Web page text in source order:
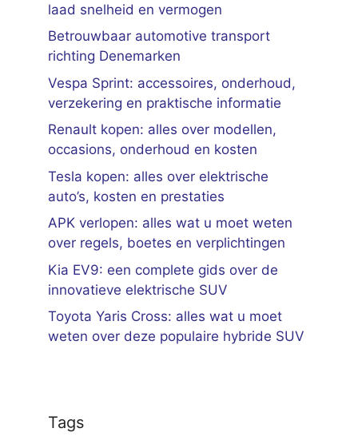
laad snelheid en vermogen
Betrouwbaar automotive transport
richting Denemarken
Vespa Sprint: accessoires, onderhoud,
verzekering en praktische informatie
Renault kopen: alles over modellen,
occasions, onderhoud en kosten
Tesla kopen: alles over elektrische
auto’s, kosten en prestaties
APK verlopen: alles wat u moet weten
over regels, boetes en verplichtingen
Kia EV9: een complete gids over de
innovatieve elektrische SUV
Toyota Yaris Cross: alles wat u moet
weten over deze populaire hybride SUV
Tags